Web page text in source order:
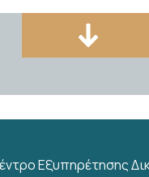
CCBE,
line
TRAVAR 2-
2026
Τράπεζα
Εξυπηρέτησης